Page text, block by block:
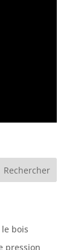
Rechercher
bois
pression